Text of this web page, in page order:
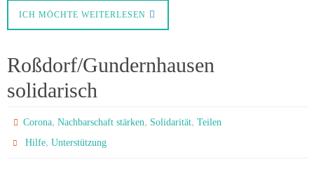
ICH MÖCHTE WEITERLESEN
Roßdorf/Gundernhausen
solidarisch
Corona,Nachbarschaft stärken, Solidarität,Teilen
Hilfe,Unterstützung